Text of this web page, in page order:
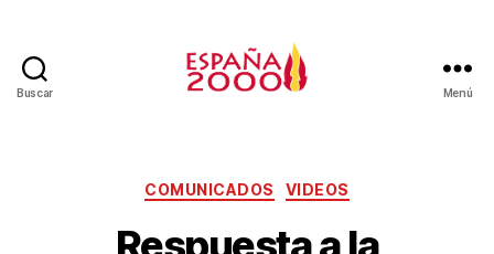
Buscar Menú
COMUNICADOS VIDEOS